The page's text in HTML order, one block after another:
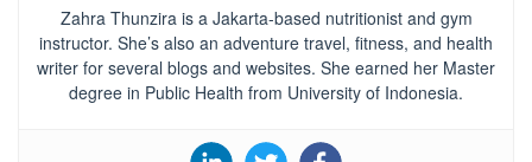
Zahra Thunzira is a Jakarta-based nutritionist and gym
instructor. She’s also an adventure travel, fitness, and health
writer for several blogs and websites. She earned her Master
degree in Public Health from University of Indonesia.